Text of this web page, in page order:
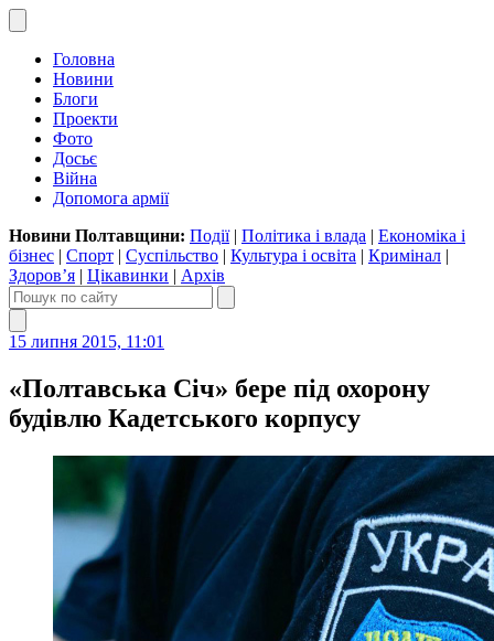
Головна
Новини
Блоги
Проекти
Фото
Досьє
Війна
Допомога армії
Новини Полтавщини: Події| Політика і влада | Економіка і
бізнес | Спорт | Суспільство | Культура і освіта | Кримінал |
Здоров’я | Цікавинки | Архів
15 липня 2015, 11:01
«Полтавська Січ» бере під охорону
будівлю Кадетського корпусу